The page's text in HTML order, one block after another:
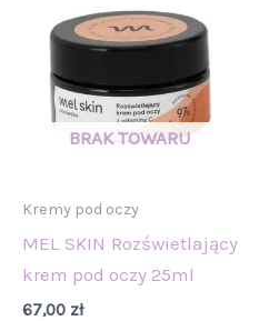
Kremy pod oczy
MEL SKIN Rozświetlający
krem pod oczy 25ml
67,00 zł